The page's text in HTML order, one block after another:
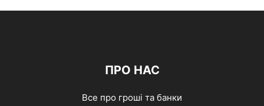
ПРО НАС
Все про гроші та банки